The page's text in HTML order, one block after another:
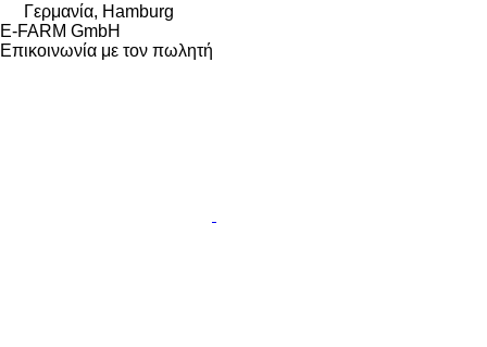
Γερμανία, Hamburg
E-FARM GmbH
Επικοινωνία με τον πωλητή